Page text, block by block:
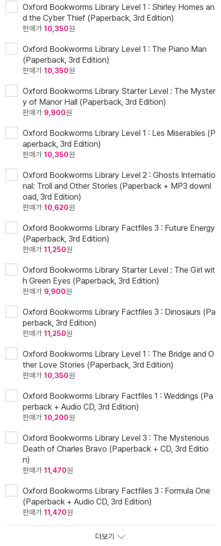
Oxford Bookworms Library Level 1 : Shirley Homes an
d the Cyber Thief (Paperback, 3rd Edition)
판매가 10,350원
Oxford Bookworms Library Level 1 : The Piano Man
(Paperback, 3rd Edition)
판매가 10,350원
Oxford Bookworms Library Starter Level : The Myster
y of Manor Hall (Paperback, 3rd Edition)
판매가 9,900원
Oxford Bookworms Library Level 1 : Les Miserables (P
aperback, 3rd Edition)
판매가 10,350원
Oxford Bookworms Library Level 2 : Ghosts Internatio
nal: Troll and Other Stories (Paperback + MP3 downl
oad, 3rd Edition)
판매가 10,620원
Oxford Bookworms Library Factfiles 3 : Future Energy
(Paperback, 3rd Edition)
판매가 11,250원
Oxford Bookworms Library Starter Level : The Girl wit
h Green Eyes (Paperback, 3rd Edition)
판매가 9,900원
Oxford Bookworms Library Factfiles 3 : Dinosaurs (Pa
perback, 3rd Edition)
판매가 11,250원
Oxford Bookworms Library Level 1 : The Bridge and O
ther Love Stories (Paperback, 3rd Edition)
판매가 10,350원
Oxford Bookworms Library Factfiles 1 : Weddings (Pa
perback + Audio CD, 3rd Edition)
판매가 10,200원
Oxford Bookworms Library Level 3 : The Mysterious
Death of Charles Bravo (Paperback + CD, 3rd Editio
n)
판매가 11,470원
Oxford Bookworms Library Factfiles 3 : Formula One
(Paperback + Audio CD, 3rd Edition)
판매가 11,470원
더보기